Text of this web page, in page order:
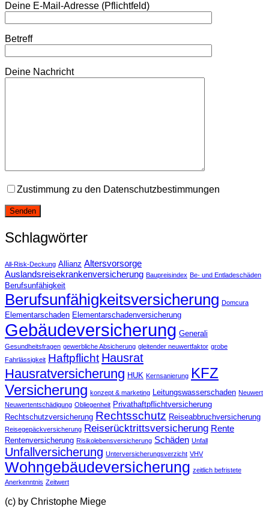
Deine E-Mail-Adresse (Pflichtfeld)
Betreff
Deine Nachricht
Zustimmung zu den Datenschutzbestimmungen
Schlagwörter
All-Risk-Deckung Allianz Altersvorsorge
Auslandsreisekrankenversicherung Baupreisindex Be- und Entladeschäden
Berufsunfähigkeit
Berufsunfähigkeitsversicherung Domcura
Elementarschaden Elementarschadenversicherung
Gebäudeversicherung Generali
Gesundheitsfragen gewerbliche Absicherung gleitender neuwertfaktor grobe
Fahrlässigkeit Haftpflicht Hausrat
Hausratversicherung HUK Kernsanierung KFZ
Versicherung konzept & marketing Leitungswasserschaden Neuwert
Neuwertentschädigung Obliegenheit Privathaftpflichtversicherung
Rechtschutzversicherung Rechtsschutz Reiseabbruchversicherung
Reisegepäckversicherung Reiserücktrittsversicherung Rente
Rentenversicherung Risikolebensversicherung Schäden Unfall
Unfallversicherung Unterversicherungsverzicht VHV
Wohngebäudeversicherung zeitlich befristete
Anerkenntnis Zeitwert
(c) by Christophe Miege